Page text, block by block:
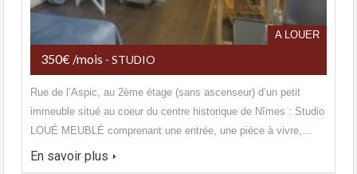
A LOUER
350€ /mois - STUDIO
Rue de l’Aspic, au 2ème étage (sans ascenseur) d’un petit
immeuble situé au coeur du centre historique de Nîmes : Studio
LOUÉ MEUBLÉ comprenant une entrée, une pièce à vivre,…
En savoir plus